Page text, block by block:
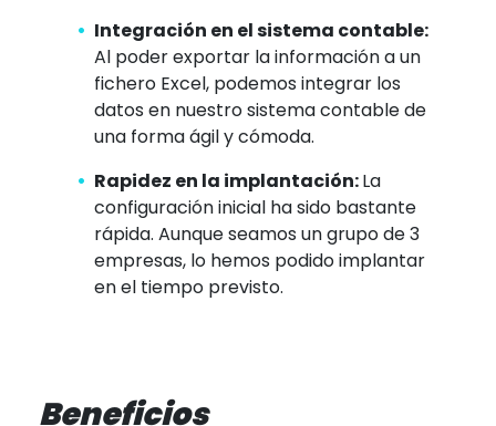
Integración en el sistema contable:
Al poder exportar la información a un
fichero Excel, podemos integrar los
datos en nuestro sistema contable de
una forma ágil y cómoda.
Rapidez en la implantación:La
configuración inicial ha sido bastante
rápida. Aunque seamos un grupo de 3
empresas, lo hemos podido implantar
en el tiempo previsto.
Beneficios